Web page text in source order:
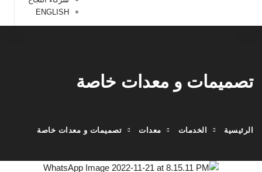
ENGLISH
تصميمات و معدات خاصة
الرئيسية الخدمات معدات تصميمات و معدات خاصة